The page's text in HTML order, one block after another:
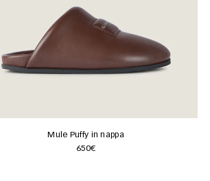
Mule Puffy in nappa
650€